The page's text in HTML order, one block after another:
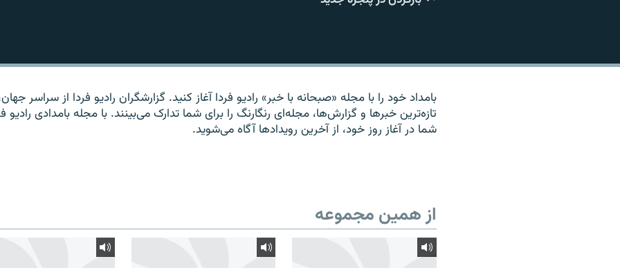
بامداد خود را با مجله «صبحانه با خبر» راديو فردا آغاز کنيد. گزارشگران راديو فردا از سراسر
تازه‌ترين خبرها و گزارش‌ها، مجله‌ای رنگارنگ را برای شما تدارک می‌بينند. با مجله بامدادی راديو
شما در آغاز روز خود، از آخرين رويدادها آگاه می‌شويد.
از همین مجموعه